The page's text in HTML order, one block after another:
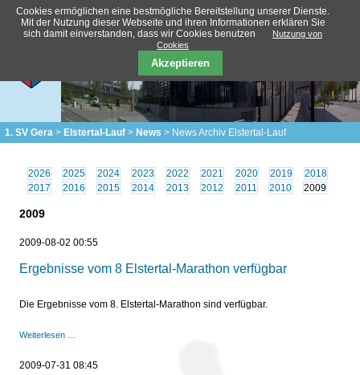
1. SV Gera Elstertal-Lauf News News Archiv Elstertal-Lauf
2026 2025 2024 2023 2022 2021 2020 2019
2018
2017
2016 2015 2014 2013 2012 2011 2010 2009
2009
2009-08-02 00:55
Ergebnisse vom 8 Elstertal-Marathon verfügbar
Die Ergebnisse vom 8. Elstertal-Marathon sind verfügbar.
Weiterlesen …
Elstertal-
2009-07-31 08:45
Cookies ermöglichen eine bestmögliche Bereitstellung unserer Dienste.
Mit der Nutzung dieser Webseite und ihren Informationen erklären Sie
sich damit einverstanden, dass wir Cookies benutzen
Nutzung von
Cookies
Akzeptieren